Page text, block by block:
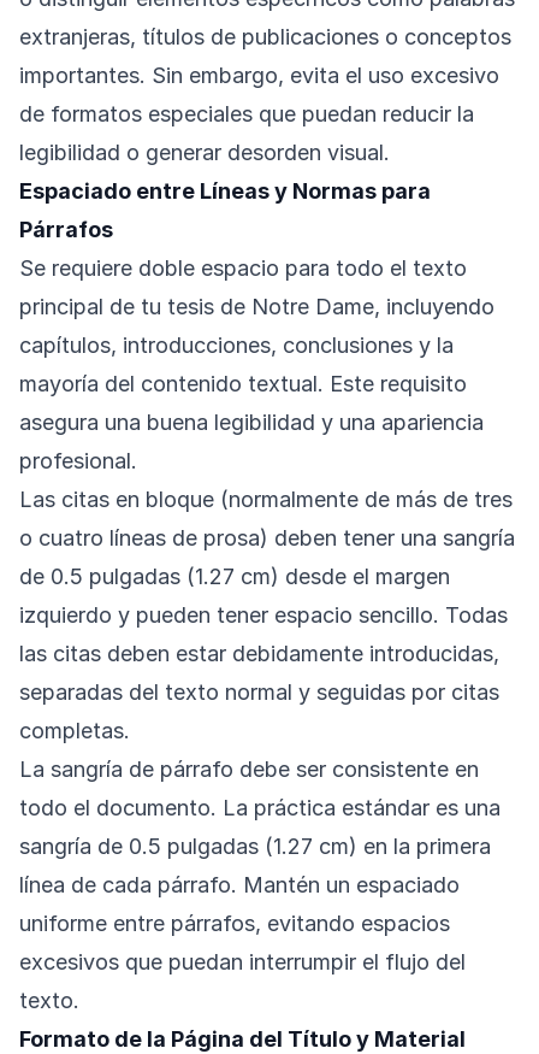
extranjeras, títulos de publicaciones o conceptos
importantes. Sin embargo, evita el uso excesivo
de formatos especiales que puedan reducir la
legibilidad o generar desorden visual.
Espaciado entre Líneas y Normas para
Párrafos
Se requiere doble espacio para todo el texto
principal de tu tesis de Notre Dame, incluyendo
capítulos, introducciones, conclusiones y la
mayoría del contenido textual. Este requisito
asegura una buena legibilidad y una apariencia
profesional.
Las citas en bloque (normalmente de más de tres
o cuatro líneas de prosa) deben tener una sangría
de 0.5 pulgadas (1.27 cm) desde el margen
izquierdo y pueden tener espacio sencillo. Todas
las citas deben estar debidamente introducidas,
separadas del texto normal y seguidas por citas
completas.
La sangría de párrafo debe ser consistente en
todo el documento. La práctica estándar es una
sangría de 0.5 pulgadas (1.27 cm) en la primera
línea de cada párrafo. Mantén un espaciado
uniforme entre párrafos, evitando espacios
excesivos que puedan interrumpir el flujo del
texto.
Formato de la Página del Título y Material